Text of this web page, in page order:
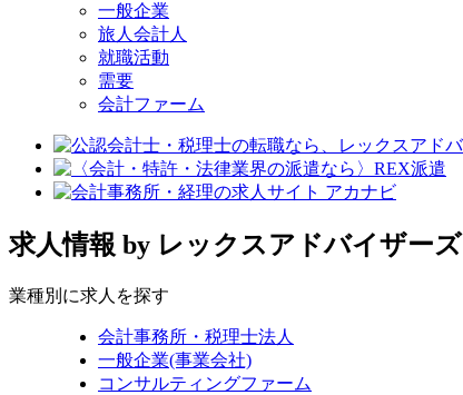
一般企業
旅人会計人
就職活動
需要
会計ファーム
求人情報 by レックスアドバイザーズ
業種別に求人を探す
会計事務所・税理士法人
一般企業(事業会社)
コンサルティングファーム